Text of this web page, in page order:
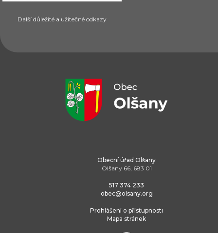
Další důležité a užitečné odkazy
Obecní úřad Olšany
Olšany 66, 683 01
517 374 233
obec@olsany.org
Prohlášení o přístupnosti
Mapa stránek